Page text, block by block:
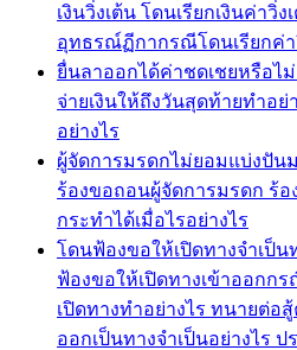
เงินวิ่งเต้น โดนเรียกเงินค่าวิ่
อุทธรณ์ฏีกากรณีโดนเรียกค่า
ยื่นลาออกได้ค่าชดเชยหรือไ
จ่ายเงินให้ถึงวันสุดท้ายทำอย่
อย่างไร
ผู้จัดการมรดกไม่ยอมแบ่งปัน
ร้องขอถอนผู้จัดการมรดก ร้
กระทำได้เมื่อไรอย่างไร
โดนฟ้องขอให้เปิดทางจำเป็น
ฟ้องขอให้เปิดทางเข้าออกก
เปิดทางทำอย่างไร ทนายต่อ
ออกเป็นทางจำเป็นอย่างไร